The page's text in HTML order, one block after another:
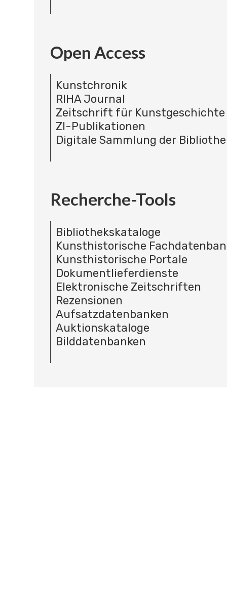
Open Access
Kunstchronik
RIHA Journal
Zeitschrift für Kunstgeschichte
ZI-Publikationen
Digitale Sammlung der
Recherche-Tools
Bibliothekskataloge
Kunsthistorische
Kunsthistorische Portale
Dokumentlieferdienste
Elektronische Zeitschriften
Rezensionen
Aufsatzdatenbanken
Auktionskataloge
Bilddatenbanken